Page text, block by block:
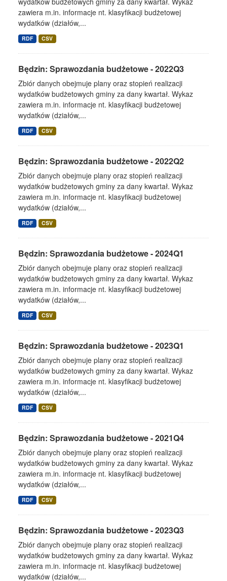
zawiera m.in. informacje nt. klasyfikacji budżetowej
wydatków (działów,...
RDF CSV
Będzin: Sprawozdania budżetowe - 2022Q3
Zbiór danych obejmuje plany oraz stopień realizacji
wydatków budżetowych gminy za dany kwartał. Wykaz
zawiera m.in. informacje nt. klasyfikacji budżetowej
wydatków (działów,...
RDF CSV
Będzin: Sprawozdania budżetowe - 2022Q2
Zbiór danych obejmuje plany oraz stopień realizacji
wydatków budżetowych gminy za dany kwartał. Wykaz
zawiera m.in. informacje nt. klasyfikacji budżetowej
wydatków (działów,...
RDF CSV
Będzin: Sprawozdania budżetowe - 2024Q1
Zbiór danych obejmuje plany oraz stopień realizacji
wydatków budżetowych gminy za dany kwartał. Wykaz
zawiera m.in. informacje nt. klasyfikacji budżetowej
wydatków (działów,...
RDF CSV
Będzin: Sprawozdania budżetowe - 2023Q1
Zbiór danych obejmuje plany oraz stopień realizacji
wydatków budżetowych gminy za dany kwartał. Wykaz
zawiera m.in. informacje nt. klasyfikacji budżetowej
wydatków (działów,...
RDF CSV
Będzin: Sprawozdania budżetowe - 2021Q4
Zbiór danych obejmuje plany oraz stopień realizacji
wydatków budżetowych gminy za dany kwartał. Wykaz
zawiera m.in. informacje nt. klasyfikacji budżetowej
wydatków (działów,...
RDF CSV
Będzin: Sprawozdania budżetowe - 2023Q3
Zbiór danych obejmuje plany oraz stopień realizacji
wydatków budżetowych gminy za dany kwartał. Wykaz
zawiera m.in. informacje nt. klasyfikacji budżetowej
wydatków (działów,...